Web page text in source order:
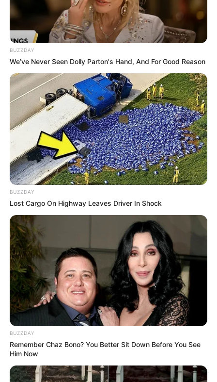
0
18:47 / 06 Avqust 2026 CƏMİYYƏT
Əmək pensiyalarında və bu
müavinətlərdə ARTIM OLACAQ -Deputat
AÇIQLADI
18:45 / 06 Avqust 2026 CƏMİYYƏT
İcra başçısı üç qurumu birləşdirdi, yeni
rəis təyin etdi -
102 0 0
BUZZDAY
We’ve Never Seen Dolly Parton's Hand, And For Good Reason
BUZZDAY
Lost Cargo On Highway Leaves Driver In Shock
BUZZDAY
Remember Chaz Bono? You Better Sit Down Before You See
Him Now